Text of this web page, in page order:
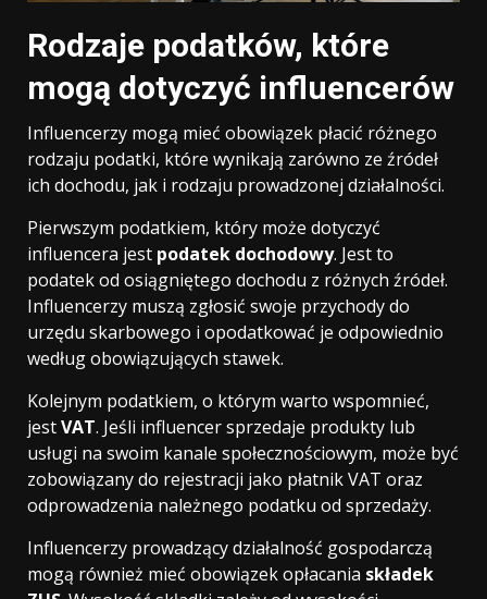
Rodzaje podatków, które
mogą dotyczyć influencerów
Influencerzy mogą mieć obowiązek płacić różnego
rodzaju podatki, które wynikają zarówno ze źródeł
ich dochodu, jak i rodzaju prowadzonej działalności.
Pierwszym podatkiem, który może dotyczyć
influencera jest podatek dochodowy. Jest to
podatek od osiągniętego dochodu z różnych źródeł.
Influencerzy muszą zgłosić swoje przychody do
urzędu skarbowego i opodatkować je odpowiednio
według obowiązujących stawek.
Kolejnym podatkiem, o którym warto wspomnieć,
jestVAT. Jeśli influencer sprzedaje produkty lub
usługi na swoim kanale społecznościowym, może być
zobowiązany do rejestracji jako płatnik VAT oraz
odprowadzenia należnego podatku od sprzedaży.
Influencerzy prowadzący działalność gospodarczą
mogą również mieć obowiązek opłacania składek